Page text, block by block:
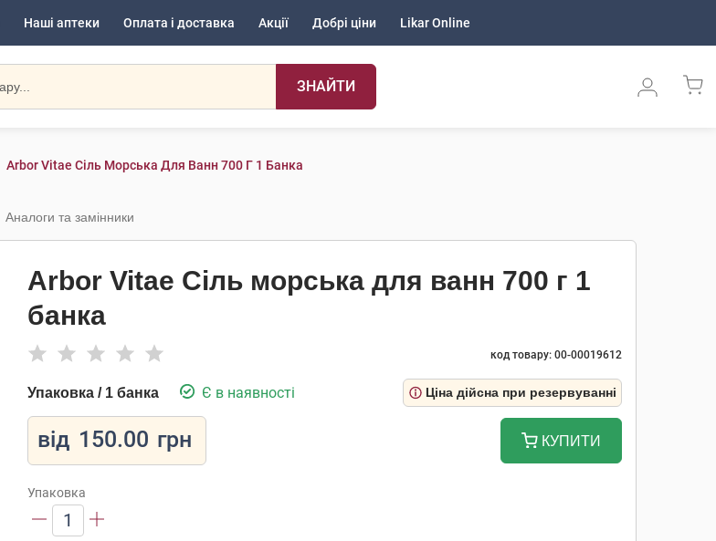
Наші аптеки Оплата і доставка Акції Добрі ціни Likar Online
ЗНАЙТИ
Arbor Vitae Сіль Морська Для Ванн 700 Г 1 Банка
Аналоги та замінники
Arbor Vitae Сіль морська для ванн 700 г 1
банка
код товару: 00-00019612
Упаковка / 1 банка Є в наявності Ціна дійсна при резервуванні
від 150.00 грн КУПИТИ
Упаковка
1